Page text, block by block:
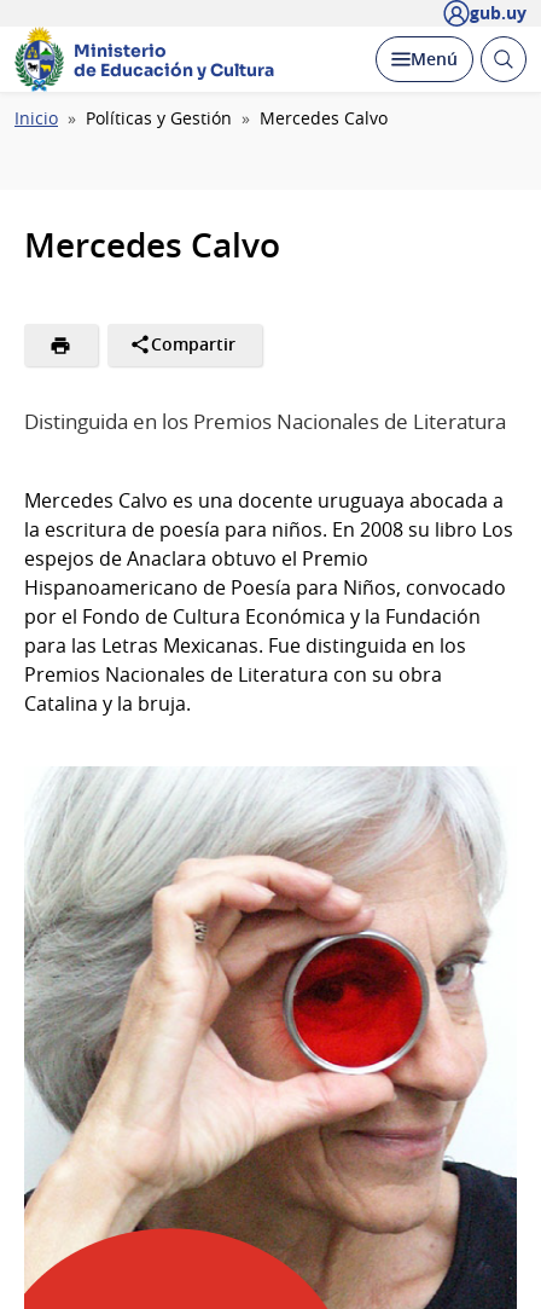
gub.uy
Ministerio
de Educación y Cultura
Desplegar
Menú Abrir
Ruta
Inicio Políticas y Gestión Mercedes Calvo
Mercedes Calvo
Compartir
Distinguida en los Premios Nacionales de Literatura
Mercedes Calvo es una docente uruguaya abocada a
la escritura de poesía para niños. En 2008 su libro Los
espejos de Anaclara obtuvo el Premio
Hispanoamericano de Poesía para Niños, convocado
por el Fondo de Cultura Económica y la Fundación
para las Letras Mexicanas. Fue distinguida en los
Premios Nacionales de Literatura con su obra
Catalina y la bruja.